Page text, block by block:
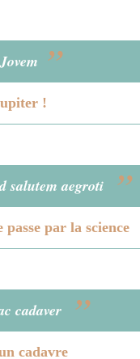
”
!
salutem aegroti ”
par la science
cadaver ”
cadavre